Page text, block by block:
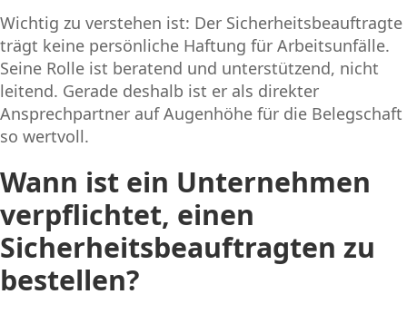
Wichtig zu verstehen ist: Der Sicherheitsbeauftragte
trägt keine persönliche Haftung für Arbeitsunfälle.
Seine Rolle ist beratend und unterstützend, nicht
leitend. Gerade deshalb ist er als direkter
Ansprechpartner auf Augenhöhe für die Belegschaft
so wertvoll.
Wann ist ein Unternehmen
verpflichtet, einen
Sicherheitsbeauftragten zu
bestellen?